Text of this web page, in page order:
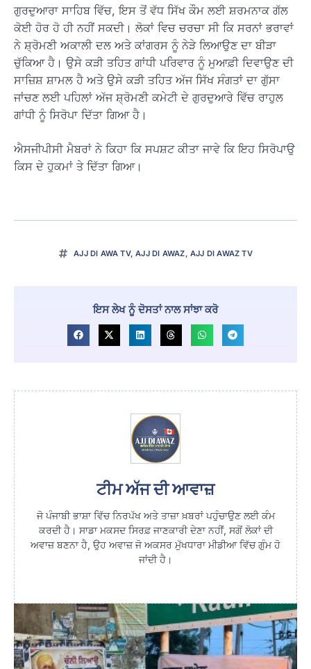
ਗੁਰਦੁਆਰਾ ਸਾਹਿਬ ਵਿੱਚ, ਇਸ ਤੋਂ ਵੱਧ ਸਿੱਖ ਕੌਮ ਲਈ ਸ਼ਰਮਨਾਕ ਗੱਲ
ਕੋਈ ਹੋਰ ਹੋ ਹੀ ਨਹੀਂ ਸਕਦੀ। ਲੋਕਾਂ ਵਿਚ ਚਰਚਾ ਸੀ ਕਿ ਸਰਨਾਂ ਭਰਾਵਾਂ
ਨੇ ਸ਼੍ਰੋਮਣੀ ਅਕਾਲੀ ਦਲ ਅਤੇ ਕਾਂਗਰਸ ਨੂੰ ਨੇੜੇ ਲਿਆਉਣ ਦਾ ਬੀੜਾ
ਚੁੱਕਿਆ ਹੈ। ਉਸੇ ਕੜੀ ਤਹਿਤ ਗਾਂਧੀ ਪਰਿਵਾਰ ਨੂੰ ਮੁਆਫ਼ੀ ਦਿਵਾਉਣ ਦੀ
ਸਾਜ਼ਿਸ਼ ਸ਼ਾਮਲ ਹੈ ਅਤੇ ਉਸੇ ਕੜੀ ਤਹਿਤ ਅੱਜ ਸਿੱਖ ਸੰਗਤਾਂ ਦਾ ਗੁੱਸਾ
ਜਾਂਚਣ ਲਈ ਪਹਿਲਾਂ ਅੱਜ ਸ਼੍ਰੋਮਣੀ ਕਮੇਟੀ ਦੇ ਗੁਰਦੁਆਰੇ ਵਿੱਚ ਰਾਹੁਲ
ਗਾਂਧੀ ਨੂੰ ਸਿਰੋਪਾ ਦਿੱਤਾ ਗਿਆ ਹੈ।
ਐਸਜੀਪੀਸੀ ਮੈਬਰਾਂ ਨੇ ਕਿਹਾ ਕਿ ਸਪਸ਼ਟ ਕੀਤਾ ਜਾਵੇ ਕਿ ਇਹ ਸਿਰੋਪਾਉ
ਕਿਸ ਦੇ ਹੁਕਮਾਂ ਤੇ ਦਿੱਤਾ ਗਿਆ।
AJJ DI AWA TV,AJJ DI AWAZ AJJ DI AWAZ TV
ਇਸ ਲੇਖ ਨੂੰ ਦੋਸਤਾਂ ਨਾਲ ਸਾਂਝਾ ਕਰੋ
ਟੀਮ ਅੱਜ ਦੀ ਆਵਾਜ਼
ਜੋ ਪੰਜਾਬੀ ਭਾਸ਼ਾ ਵਿੱਚ ਨਿਰਪੱਖ ਅਤੇ ਤਾਜ਼ਾ ਖ਼ਬਰਾਂ ਪਹੁੰਚਾਉਣ ਲਈ ਕੰਮ
ਕਰਦੀ ਹੈ। ਸਾਡਾ ਮਕਸਦ ਸਿਰਫ਼ ਜਾਣਕਾਰੀ ਦੇਣਾ ਨਹੀਂ, ਸਗੋਂ ਲੋਕਾਂ ਦੀ
ਅਵਾਜ਼ ਬਣਨਾ ਹੈ, ਉਹ ਅਵਾਜ਼ ਜੋ ਅਕਸਰ ਮੁੱਖਧਾਰਾ ਮੀਡੀਆ ਵਿੱਚ ਗੁੰਮ ਹੋ
ਜਾਂਦੀ ਹੈ।